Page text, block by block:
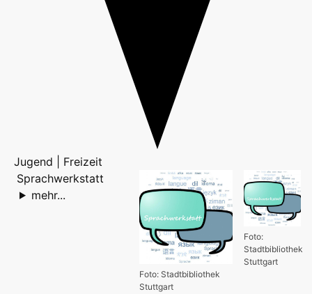
Jugend | Freizeit
Foto:
Stadtbibliothek
Stuttgart
Foto: Stadtbibliothek
Stuttgart
Sprachwerkstatt
mehr...